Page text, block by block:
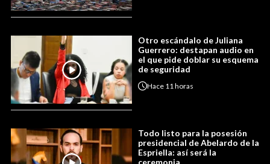
Otro escándalo de Juliana
Guerrero: destapan audio en
el que pide doblar su esquema
de seguridad
Hace 11 horas
Todo listo para la posesión
presidencial de Abelardo de la
Espriella: así será la